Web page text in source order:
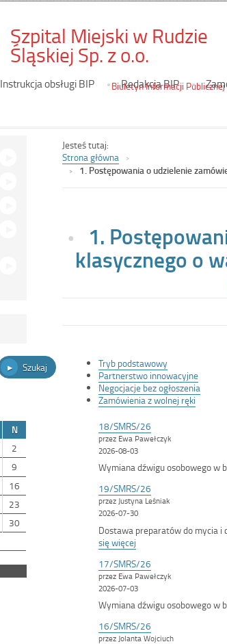
Szpital Miejski w Rudzie
Śląskiej Sp. z o.o.
1.
mniejszej
niż
progi
Biuletyn Informacji Publicznej
Instrukcja obsługi BIP Redakcja BIP
Szukaj
N
2
9
16
23
30
Jesteś tutaj:
Strona główna
1. Postępowania o udzielenie
1.
klasycznego o
Tryb podstawowy
Partnerstwo innowacyjne
Negocjacje bez ogłoszenia
Zamówienia z wolnej ręki
18/SMRS/26
przez Ewa Pawełczyk
2026-08-03
Wymiana dźwigu osobowego w
19/SMRS/26
przez Justyna Leśniak
2026-07-30
Dostawa preparatów do mycia i
się więcej
<span
class='bip-
title-
container'>19/SMRS/
17/SMRS/26
przez Ewa Pawełczyk
2026-07-03
Wymiana dźwigu osobowego w
16/SMRS/26
przez Jolanta Wojciuch